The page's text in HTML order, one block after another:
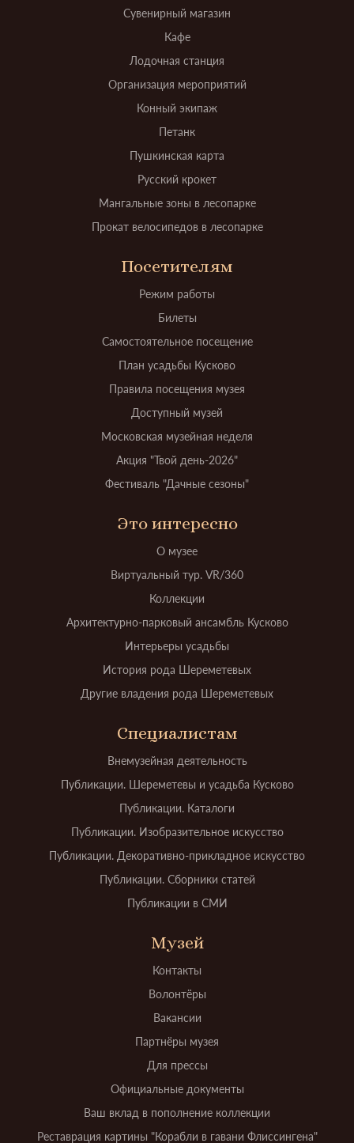
Сувенирный магазин
Кафе
Лодочная станция
Организация мероприятий
Конный экипаж
Петанк
Пушкинская карта
Русский крокет
Мангальные зоны в лесопарке
Прокат велосипедов в лесопарке
Посетителям
Режим работы
Билеты
Самостоятельное посещение
План усадьбы Кусково
Правила посещения музея
Доступный музей
Московская музейная неделя
Акция "Твой день-2026"
Фестиваль "Дачные сезоны"
Это интересно
О музее
Виртуальный тур. VR/360
Коллекции
Архитектурно-парковый ансамбль Кусково
Интерьеры усадьбы
История рода Шереметевых
Другие владения рода Шереметевых
Специалистам
Внемузейная деятельность
Публикации. Шереметевы и усадьба Кусково
Публикации. Каталоги
Публикации. Изобразительное искусство
Публикации. Декоративно-прикладное искусство
Публикации. Сборники статей
Публикации в СМИ
Музей
Контакты
Волонтёры
Вакансии
Партнёры музея
Для прессы
Официальные документы
Ваш вклад в пополнение коллекции
Реставрация картины "Корабли в гавани Флиссингена"